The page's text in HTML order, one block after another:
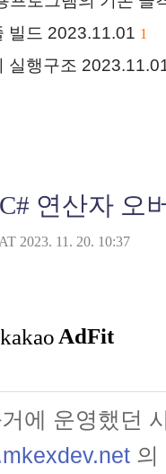
빌드 2023.11.01 1
실행구조
연산자 오
2023. 11. 20. 10:37
에 운영했던
의